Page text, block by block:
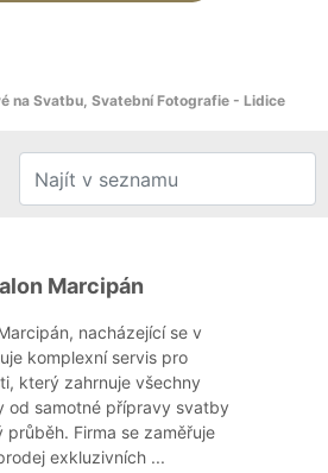
na Svatbu, Svatební Fotografie - Lidice
Marcipán
nacházející se v
komplexní servis pro
který zahrnuje všechny
od samotné přípravy svatby
průběh. Firma se zaměřuje
exkluzivních ...